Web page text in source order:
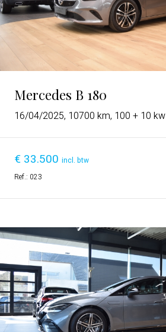
Mercedes B 180
16/04/2025, 10700 km, 100 + 10 kw
€ 33.500 incl. btw
Ref.: 023